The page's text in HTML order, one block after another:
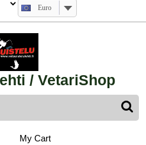
Euro
/ VetariShop
My Cartshopping